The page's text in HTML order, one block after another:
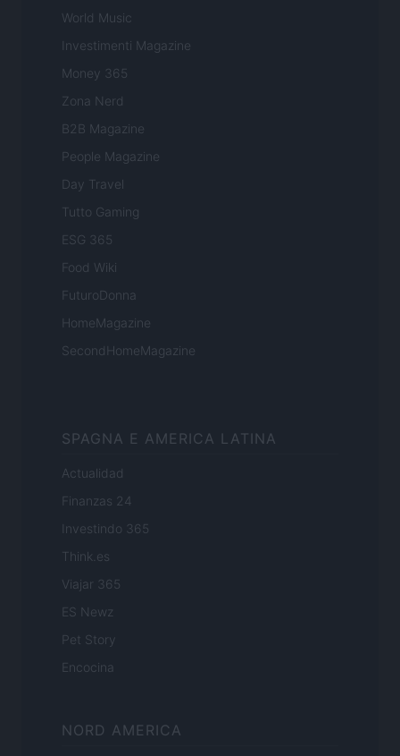
World Music
Investimenti Magazine
Money 365
Zona Nerd
B2B Magazine
People Magazine
Day Travel
Tutto Gaming
ESG 365
Food Wiki
FuturoDonna
HomeMagazine
SecondHomeMagazine
SPAGNA E AMERICA LATINA
Actualidad
Finanzas 24
Investindo 365
Think.es
Viajar 365
ES Newz
Pet Story
Encocina
NORD AMERICA